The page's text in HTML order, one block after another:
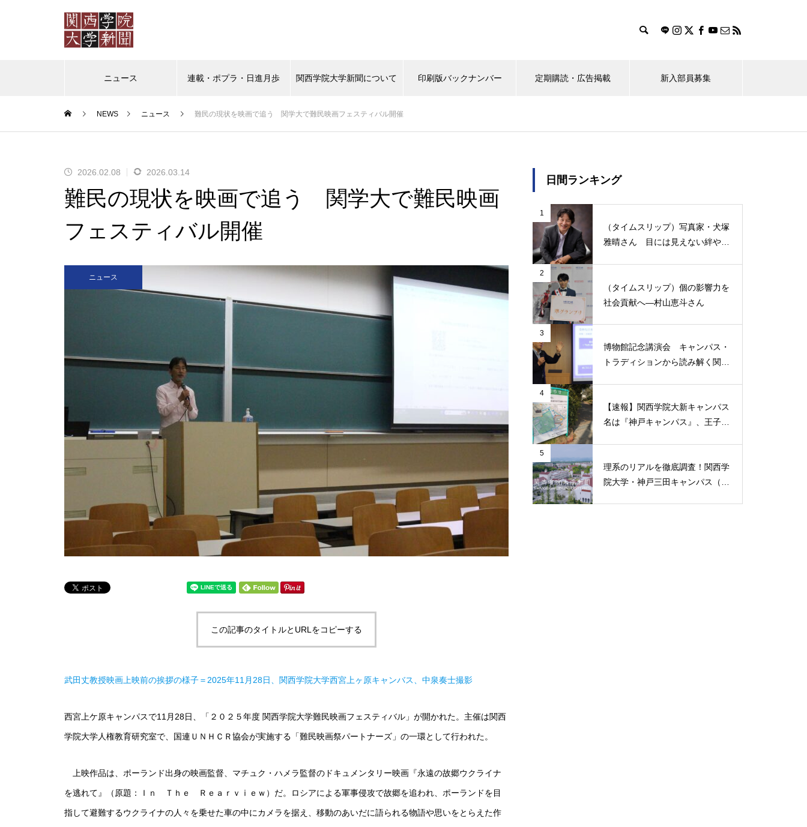
ニュース 連載・ポプラ・日進月歩 関西学院大学新聞について 印刷版バックナンバー 定期購読・広告掲載 新入部員募集
ポプラ 日進月歩 教授の背中 タイムスリップ この学生に注目！
ポプラ 「普通」を演じなくて
もいいように
ルから関心を
ルが教えてくれたこと
（ポプラ）かけがえのない日々
（ポプラ）天然パーマの大学生
は常々思う
学生のBeRealの使い方に対する
問題提起
（ポプラ）関学生は通学態度を
改善すべきだ
（ポプラ）タブー視される
「涙」を乗り越えるのは、発想
の転換
（ポプラ）進む高齢化 自分の
スキルで老後を守る
び 二次災害を防ぐには
NEWS ニュース 難民の現状を映画で追う 関学大で難民映画フェスティバル開催
2026.02.08 2026.03.14
難民の現状を映画で追う 関学大で難民映画
フェスティバル開催
ニュース
この記事のタイトルとURLをコピーする
武田丈教授映画上映前の挨拶の様子＝2025年11月28日、関西学院大学西宮上ヶ原キャンバス、中泉奏士撮影
西宮上ケ原キャンパスで11月28日、「２０２５年度 関西学院大学難民映画フェスティバル」が開かれた。主催は関西
学院大学人権教育研究室で、国連ＵＮＨＣＲ協会が実施する「難民映画祭パートナーズ」の一環として行われた。
上映作品は、ポーランド出身の映画監督、マチュク・ハメラ監督のドキュメンタリー映画『永遠の故郷ウクライナ
を逃れて』（原題：Ｉｎ Ｔｈｅ Ｒｅａｒｖⅰｅｗ）だ。ロシアによる軍事侵攻で故郷を追われ、ポーランドを目
指して避難するウクライナの人々を乗せた車の中にカメラを据え、移動のあいだに語られる物語や思いをとらえた作
日間ランキング
1
（タイムスリップ）写真家・犬塚
雅晴さん 目には見えない絆や愛
2
（タイムスリップ）個の影響力を
社会貢献へ―村山恵斗さん
3
博物館記念講演会 キャンパス・
トラディションから読み解く関西
4
【速報】関西学院大新キャンパス
名は『神戸キャンパス』、王子公
5
理系のリアルを徹底調査！関西学
院大学・神戸三田キャンパス（K